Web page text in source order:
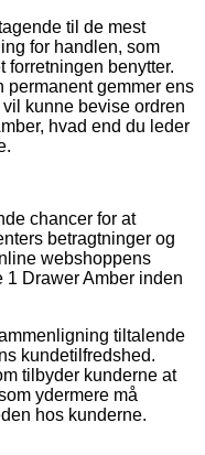
til de mest
for handlen, som
forretningen benytter.
permanent gemmer ens
kunne bevise ordren
hvad end du leder
chancer for at
betragtninger og
webshoppens
Drawer Amber inden
tiltalende
kundetilfredshed.
tilbyder kunderne at
ydermere må
hos kunderne.